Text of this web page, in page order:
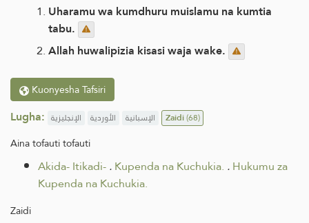
Uharamu wa kumdhuru muislamu na kumtia
tabu.
Allah huwalipizia kisasi waja wake.
Kuonyesha Tafsiri
Lugha: الإنجليزية الأوردية الإسبانية Zaidi(68)
Aina tofauti tofauti
Akida- Itikadi-.Kupenda na Kuchukia. .Hukumu za
Kupenda na Kuchukia.
Zaidi